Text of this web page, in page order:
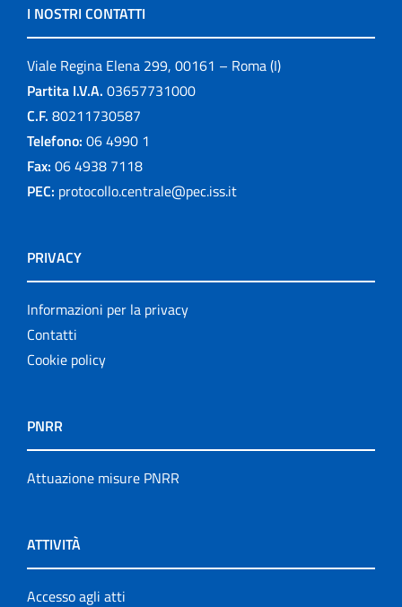
I NOSTRI CONTATTI
Viale Regina Elena 299, 00161 – Roma (I)
Partita I.V.A. 03657731000
C.F. 80211730587
Telefono: 06 4990 1
Fax: 06 4938 7118
PEC: protocollo.centrale@pec.iss.it
PRIVACY
Informazioni per la privacy
Contatti
Cookie policy
PNRR
Attuazione misure PNRR
ATTIVITÀ
Accesso agli atti